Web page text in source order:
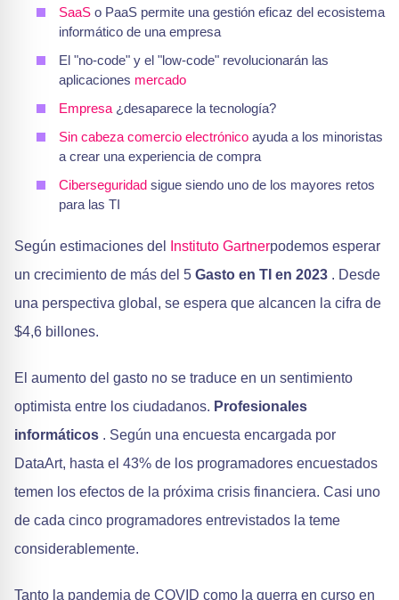
SaaS o PaaS permite una gestión eficaz del ecosistema
informático de una empresa
El "no-code" y el "low-code" revolucionarán las
aplicaciones mercado
Empresa ¿desaparece la tecnología?
Sin cabeza comercio electrónico ayuda a los minoristas
a crear una experiencia de compra
Ciberseguridad sigue siendo uno de los mayores retos
para las TI
Según estimaciones del Instituto Gartnerpodemos esperar
un crecimiento de más del 5 Gasto en TI en 2023 . Desde
una perspectiva global, se espera que alcancen la cifra de
$4,6 billones.
El aumento del gasto no se traduce en un sentimiento
optimista entre los ciudadanos. Profesionales
informáticos . Según una encuesta encargada por
DataArt, hasta el 43% de los programadores encuestados
temen los efectos de la próxima crisis financiera. Casi uno
de cada cinco programadores entrevistados la teme
considerablemente.
Tanto la pandemia de COVID como la guerra en curso en